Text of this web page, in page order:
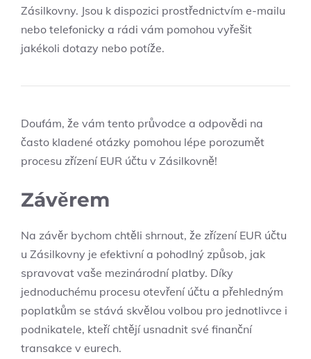
Zásilkovny. Jsou k dispozici prostřednictvím e-mailu
nebo telefonicky a rádi vám pomohou vyřešit
jakékoli dotazy nebo potíže.
Doufám, že vám tento průvodce a odpovědi na
často kladené otázky pomohou lépe porozumět
procesu zřízení EUR účtu v Zásilkovně!
Závěrem
Na závěr bychom chtěli shrnout, že zřízení EUR účtu
u Zásilkovny je efektivní a pohodlný způsob, jak
spravovat vaše mezinárodní platby. Díky
jednoduchému procesu otevření účtu a přehledným
poplatkům se stává skvělou volbou pro jednotlivce i
podnikatele, kteří chtějí usnadnit své finanční
transakce v eurech.